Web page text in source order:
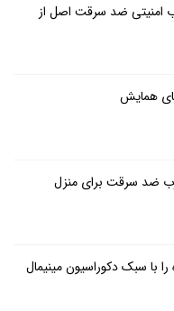
سرقت اصل از
برای منزل
مینیمال